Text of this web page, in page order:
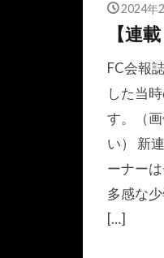
2024年
【連
FC会報
した当
す。（
い） 新
ーナー
多感な
[…]